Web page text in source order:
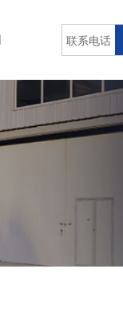
联系电话